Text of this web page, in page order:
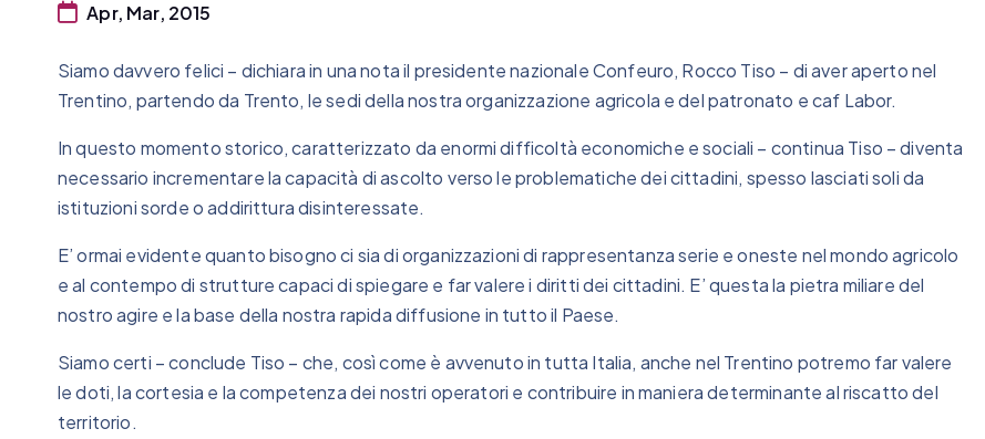
Apr, Mar, 2015
Siamo davvero felici – dichiara in una nota il presidente nazionale Confeuro, Rocco Tiso – di aver aperto nel
Trentino, partendo da Trento, le sedi della nostra organizzazione agricola e del patronato e caf Labor.
In questo momento storico, caratterizzato da enormi difficoltà economiche e sociali – continua Tiso – diventa
necessario incrementare la capacità di ascolto verso le problematiche dei cittadini, spesso lasciati soli da
istituzioni sorde o addirittura disinteressate.
E’ ormai evidente quanto bisogno ci sia di organizzazioni di rappresentanza serie e oneste nel mondo agricolo
e al contempo di strutture capaci di spiegare e far valere i diritti dei cittadini. E’ questa la pietra miliare del
nostro agire e la base della nostra rapida diffusione in tutto il Paese.
Siamo certi – conclude Tiso – che, così come è avvenuto in tutta Italia, anche nel Trentino potremo far valere
le doti, la cortesia e la competenza dei nostri operatori e contribuire in maniera determinante al riscatto del
territorio.